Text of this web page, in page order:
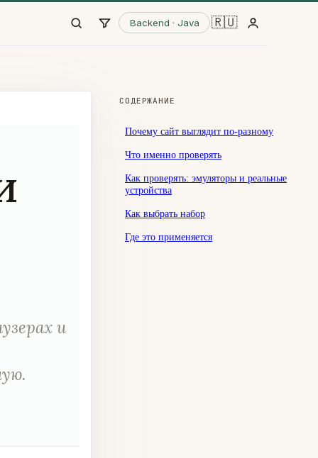
Backend · Java 🇷🇺
и
СОДЕРЖАНИЕ
Почему сайт выглядит по-разному
Что именно проверять
Как проверять: эмуляторы и реальные
устройства
Как выбрать набор
Где это применяется